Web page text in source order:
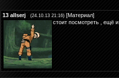
13 allserj (24.10.13 21:16) [Материал]
стоит посмотреть , ещё